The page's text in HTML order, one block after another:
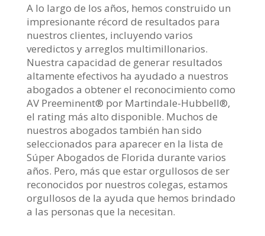
A lo largo de los años, hemos construido un
impresionante récord de resultados para
nuestros clientes, incluyendo varios
veredictos y arreglos multimillonarios.
Nuestra capacidad de generar resultados
altamente efectivos ha ayudado a nuestros
abogados a obtener el reconocimiento como
AV Preeminent® por Martindale-Hubbell®,
el rating más alto disponible. Muchos de
nuestros abogados también han sido
seleccionados para aparecer en la lista de
Súper Abogados de Florida durante varios
años. Pero, más que estar orgullosos de ser
reconocidos por nuestros colegas, estamos
orgullosos de la ayuda que hemos brindado
a las personas que la necesitan.